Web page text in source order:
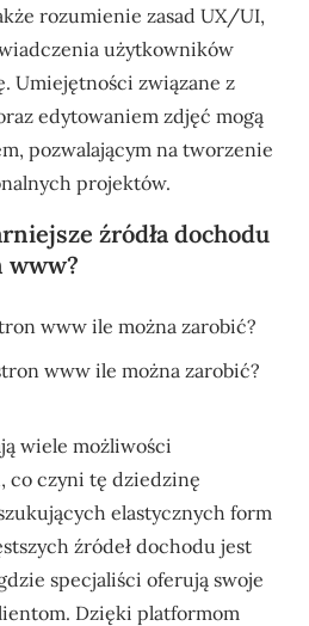
rozumienie zasad UX/UI,
użytkowników
Umiejętności związane z
edytowaniem zdjęć mogą
pozwalającym na tworzenie
projektów.
źródła dochodu
www?
www ile można zarobić?
wiele możliwości
co czyni tę dziedzinę
elastycznych form
źródeł dochodu jest
specjaliści oferują swoje
Dzięki platformom